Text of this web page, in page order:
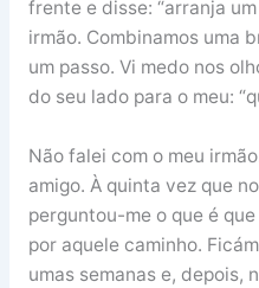
frente e disse: “arranja
irmão. Combinamos uma
um passo. Vi medo nos
do seu lado para o meu:
Não falei com o meu
amigo. À quinta vez que
perguntou-me o que é
por aquele caminho.
umas semanas e, depois,